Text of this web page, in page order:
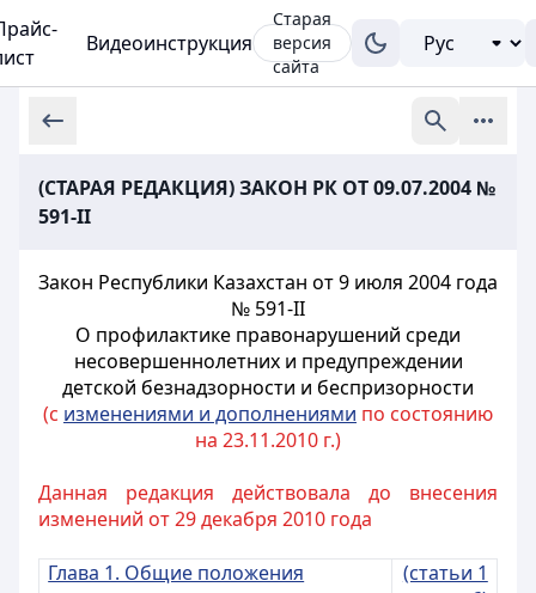
Видеоинструкция
Старая
версия
сайта
(СТАРАЯ РЕДАКЦИЯ) ЗАКОН РК ОТ 09.07.2004 №
591-II
Закон Республики Казахстан от 9 июля 2004 года
№ 591-II
О профилактике правонарушений среди
несовершеннолетних и предупреждении
детской безнадзорности и беспризорности
(с изменениями и дополнениями по состоянию
на 23.11.2010 г.)
Данная редакция действовала до внесения
изменений от 29 декабря 2010 года
Глава 1. Общие положения
(статьи 1